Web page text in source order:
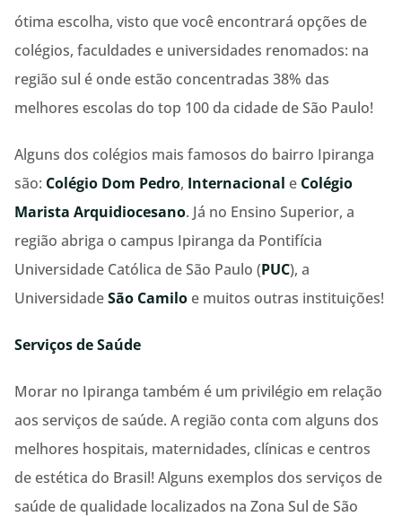
ótima escolha, visto que você encontrará opções de
colégios, faculdades e universidades renomados: na
região sul é onde estão concentradas 38% das
melhores escolas do top 100 da cidade de São Paulo!
Alguns dos colégios mais famosos do bairro Ipiranga
são: Colégio Dom Pedro, Internacional e Colégio
Marista Arquidiocesano. Já no Ensino Superior, a
região abriga o campus Ipiranga da Pontifícia
Universidade Católica de São Paulo (PUC), a
UniversidadeSão Camilo e muitos outras instituições!
Serviços de Saúde
Morar no Ipiranga também é um privilégio em relação
aos serviços de saúde. A região conta com alguns dos
melhores hospitais, maternidades, clínicas e centros
de estética do Brasil! Alguns exemplos dos serviços de
saúde de qualidade localizados na Zona Sul de São